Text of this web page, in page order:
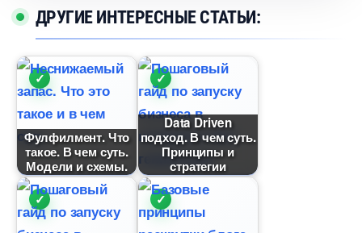
ДРУГИЕ ИНТЕРЕСНЫЕ СТАТЬИ:
Фулфилмент. Что
такое. В чем суть.
Модели и схемы.
Data Driven
подход. В чем суть.
Принципы и
стратегии